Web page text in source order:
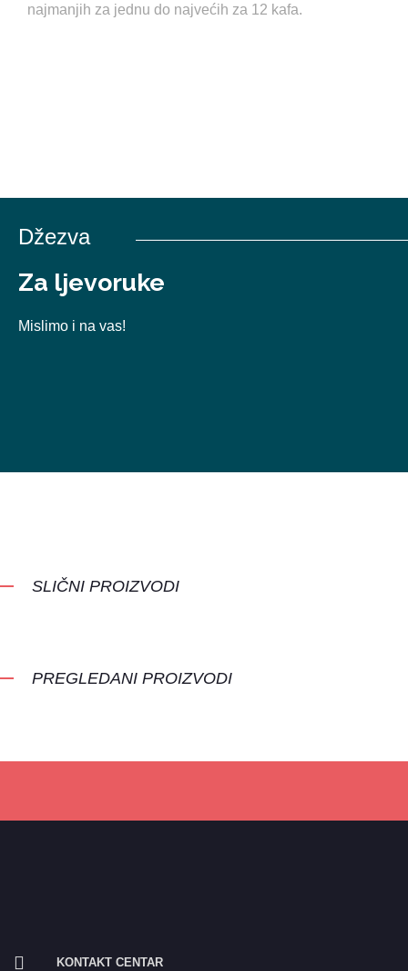
najmanjih za jednu do najvećih za 12 kafa.
Džezva
Za ljevoruke
Mislimo i na vas!
SLIČNI PROIZVODI
PREGLEDANI PROIZVODI
KONTAKT CENTAR